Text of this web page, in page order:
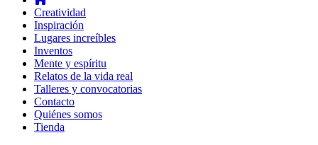
Creatividad
Inspiración
Lugares increíbles
Inventos
Mente y espíritu
Relatos de la vida real
Talleres y convocatorias
Contacto
Quiénes somos
Tienda